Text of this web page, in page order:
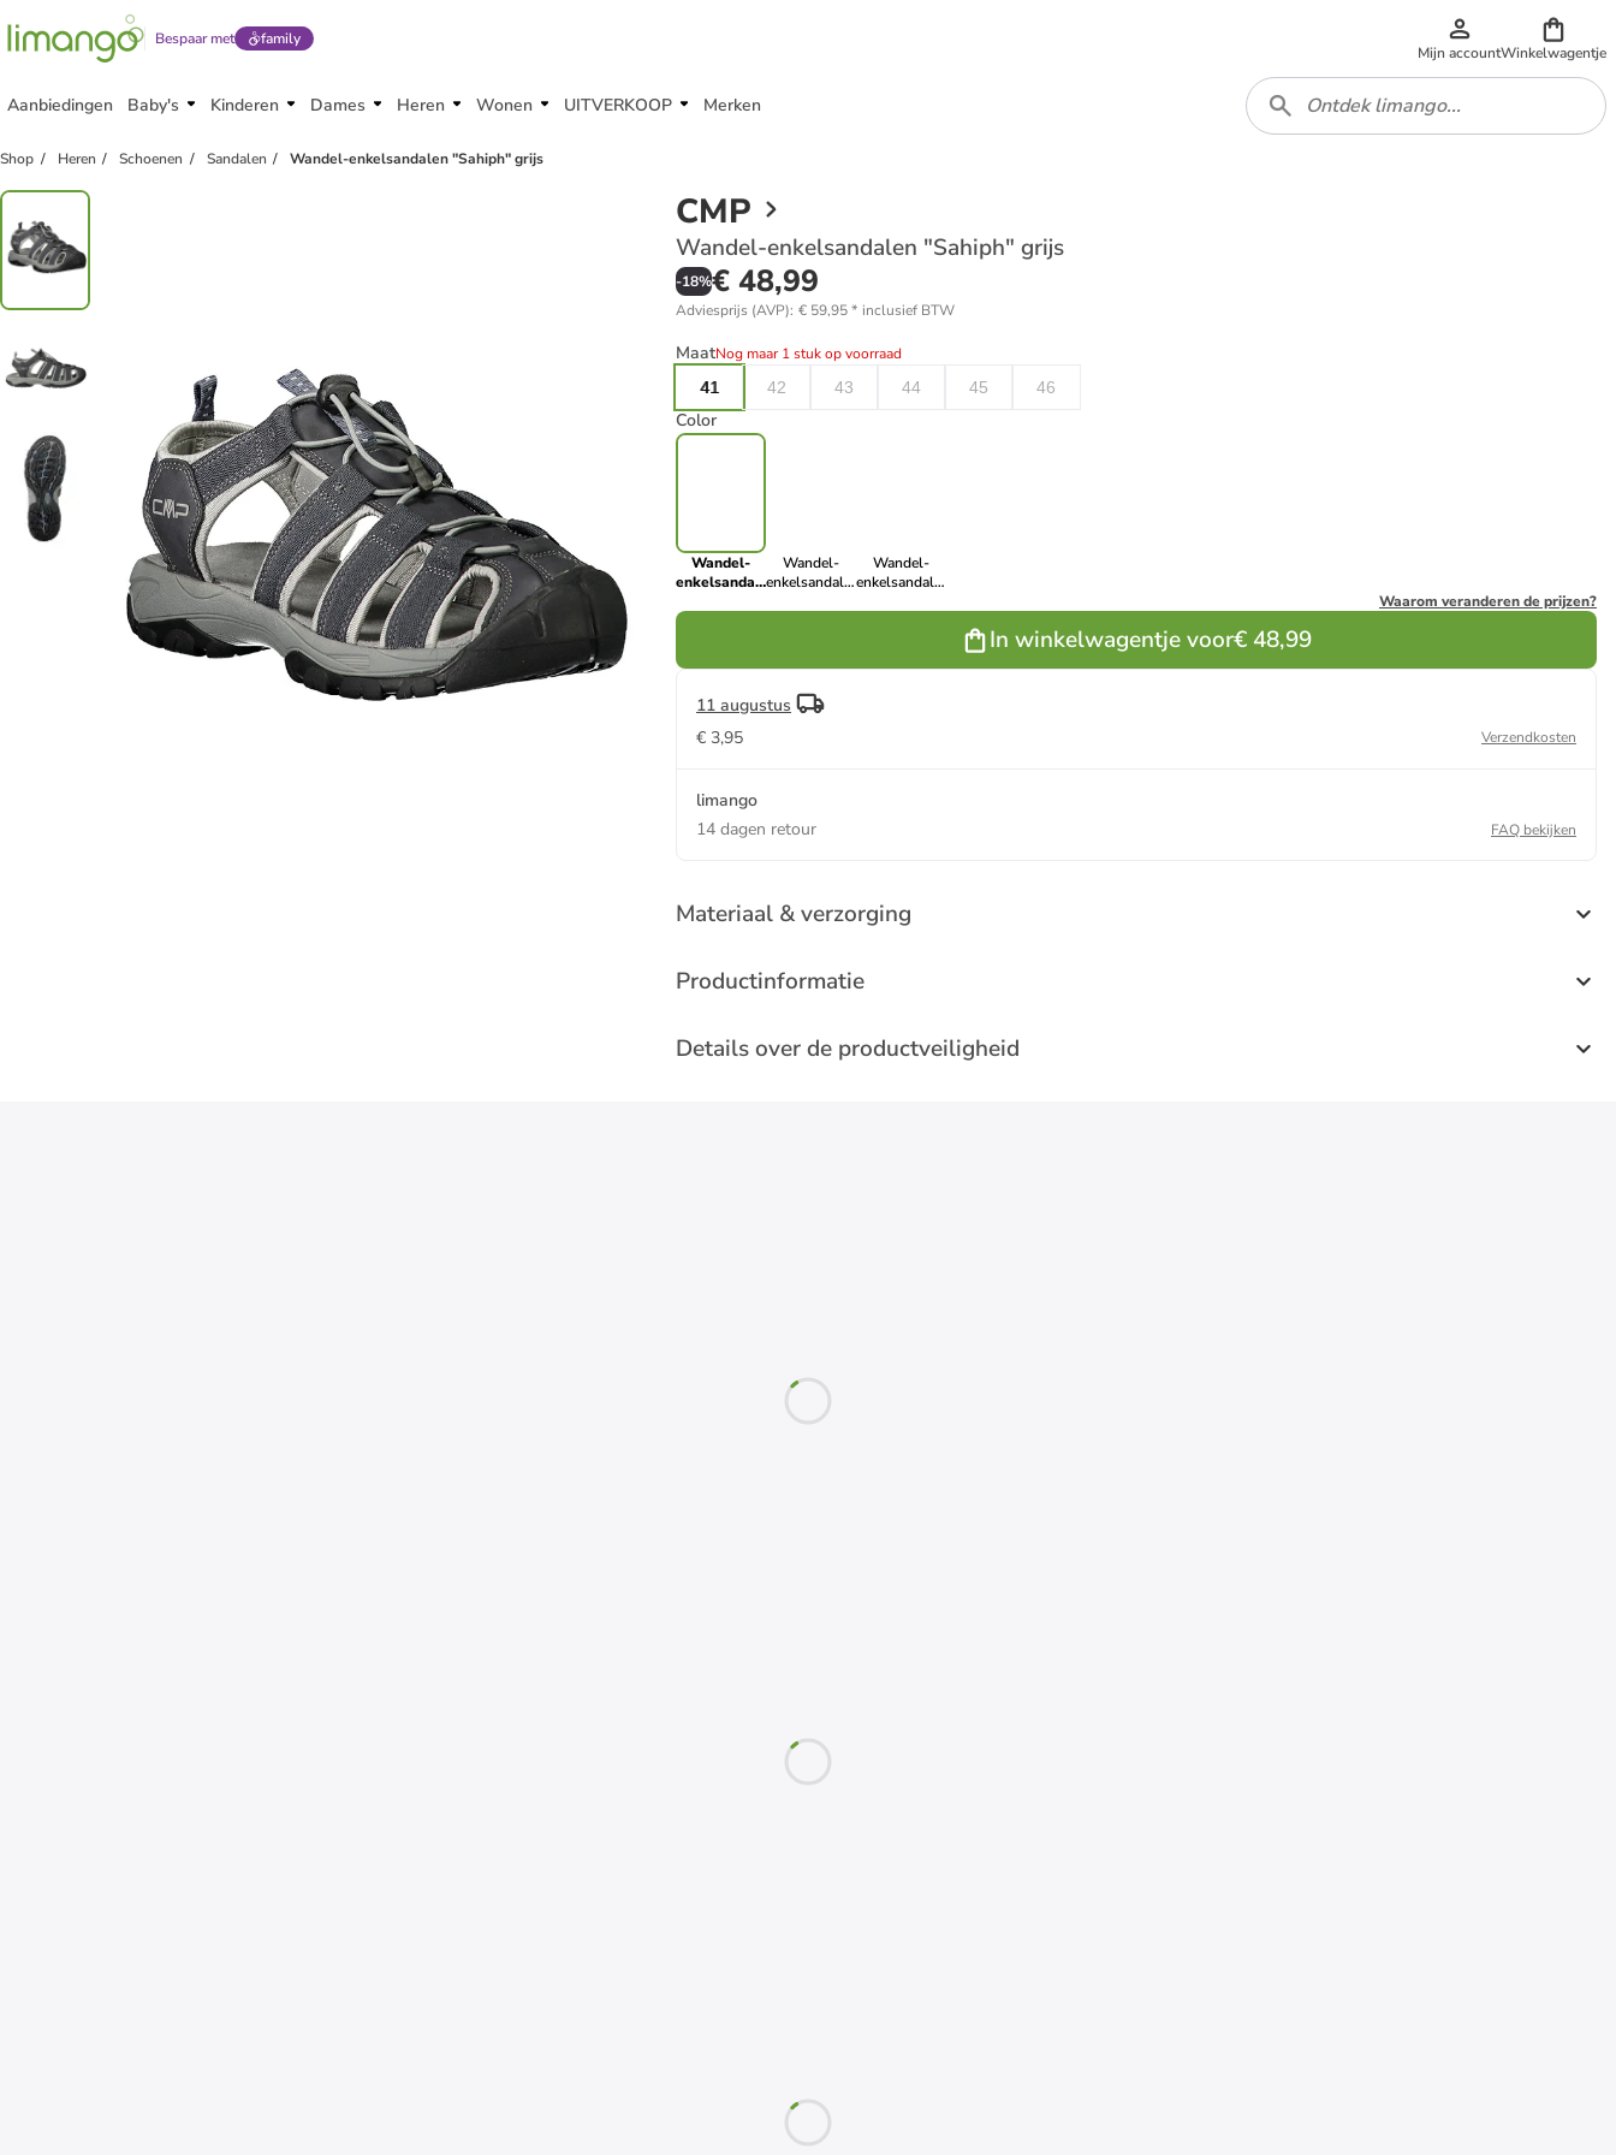
Bespaar met family
Mijn accountWinkelwagentje
Aanbiedingen Baby's Kinderen Dames Heren Wonen UITVERKOOP Merken
Shop Heren Schoenen Sandalen Wandel-enkelsandalen "Sahiph" grijs
CMP
Wandel-enkelsandalen "Sahiph" grijs
-18%€ 48,99
Adviesprijs (AVP): € 59,95* inclusief BTW
MaatNog maar 1 stuk op voorraad
41
42 43 44 45 46
Color
Wandel-
enkelsandalen
Wandel-
enkelsandalen
Wandel-
enkelsandalen
Waarom veranderen de prijzen?
In winkelwagentje voor€ 48,99
11 augustus
€ 3,95
Verzendkosten
limango
14 dagen retour
FAQ bekijken
Materiaal & verzorging
Productinformatie
Details over de productveiligheid